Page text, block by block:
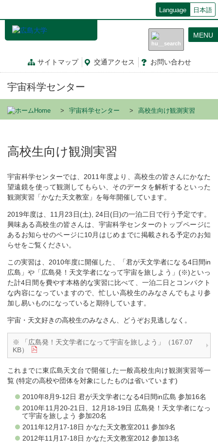
Language 日本語
サイトマップ 交通アクセス お問い合わせ
MENU
宇宙科学センター
Home 宇宙科学センター 高校生向け観測実習
高校生向け観測実習
宇宙科学センターでは、2011年度より、高校生の皆さんにかなた
望遠鏡を使って観測してもらい、そのデータを解析するといった
観測実習「かなた天文教室」を毎年開催しています。
2019年度は、11月23日(土), 24日(日)の一泊二日で行う予定です。
興味ある高校生の皆さんは、宇宙科学センターのトップページに
あるお知らせのページに10月はじめまでに掲載される予定のお知
らせをご覧ください。
この実習は、2010年度に開催した、「君が天文学者になる4日間in
広島」や「広島発！天文学者になって宇宙を旅しよう」(※)といっ
た計4日間を費やす本格的な実習に比べて、一泊二日とコンパクト
な内容になっていますので、忙しい高校生のみなさんでもより参
加し易いものになっていると期待しています。
宇宙・天文好きの高校生のみなさん、どうぞお見逃しなく。
※ 「広島発！天文学者になって宇宙を旅しよう」（167.07
KB）
これまでに東広島天文台で開催した一般高校生向け観測実習等一
覧 (特定の高校や団体を対象にしたものは省いています)
2010年8月9-12日 君が天文学者になる4日間in広島 参加16名
2010年11月20-21日、12月18-19日 広島発！天文学者になっ
て宇宙を旅しよう 参加20名
2011年12月17-18日 かなた天文教室2011 参加9名
2012年11月17-18日 かなた天文教室2012 参加13名